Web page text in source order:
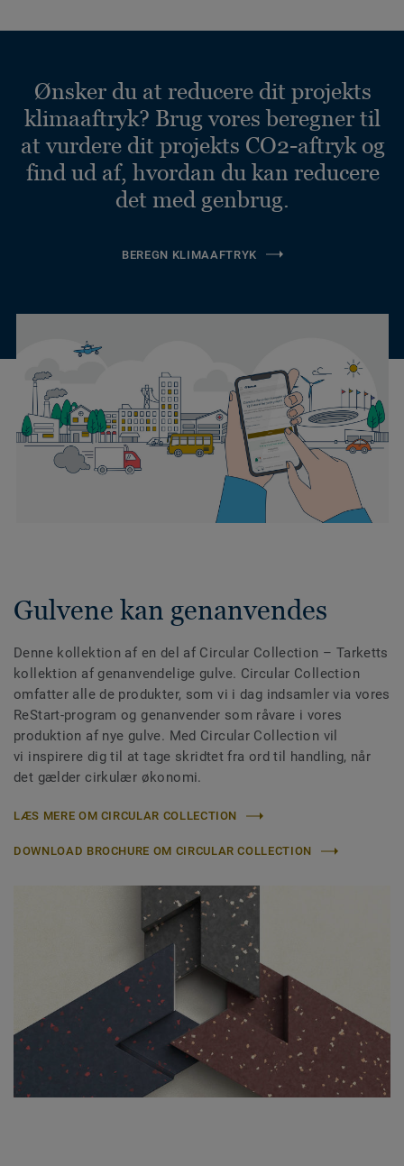
Ønsker du at reducere dit projekts
klimaaftryk? Brug vores beregner til
at vurdere dit projekts CO2-aftryk og
find ud af, hvordan du kan reducere
det med genbrug.
BEREGN KLIMAAFTRYK
Gulvene kan genanvendes
Denne kollektion af en del af Circular Collection – Tarketts
kollektion af genanvendelige gulve. Circular Collection
omfatter alle de produkter, som vi i dag indsamler via vores
ReStart-program og genanvender som råvare i vores
produktion af nye gulve. Med Circular Collection vil
vi inspirere dig til at tage skridtet fra ord til handling, når
det gælder cirkulær økonomi.
LÆS MERE OM CIRCULAR COLLECTION
DOWNLOAD BROCHURE OM CIRCULAR COLLECTION